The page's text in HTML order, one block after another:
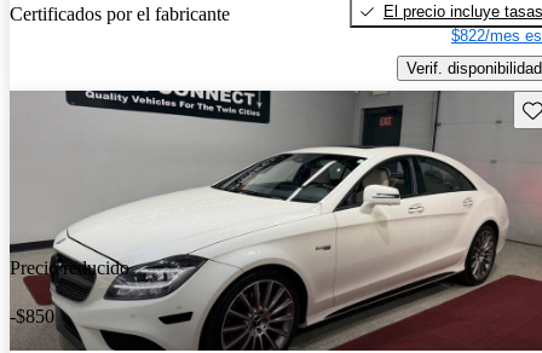
Certificados por el fabricante
El precio incluye tasas
$822/mes
Verif. disponibilidad
Precio reducido
-$850